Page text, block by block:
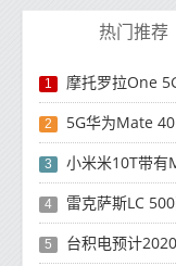
热门推荐
1 摩托罗拉One
2 5G华为Mate
3 小米米10T带有
4 雷克萨斯LC
5 台积电预计